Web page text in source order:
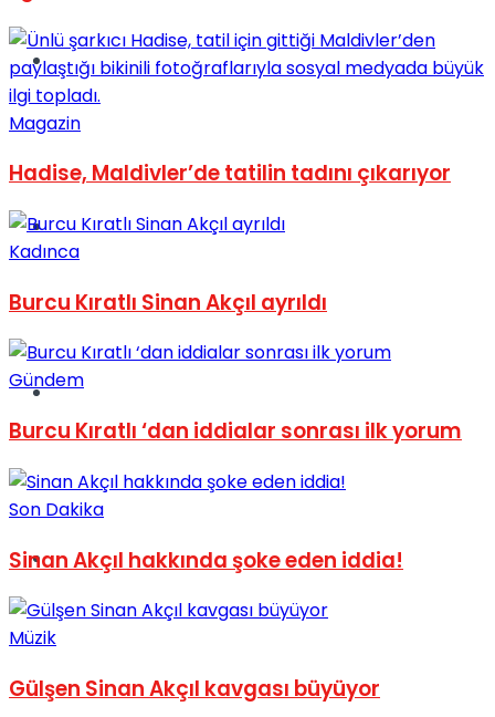
Türkiye
Müzik
Sinema
Tatil
No Result
View All Result
Magazin
Hadise, Maldivler’de tatilin tadını çıkarıyor
Kadınca
Burcu Kıratlı Sinan Akçıl ayrıldı
Gündem
Burcu Kıratlı ‘dan iddialar sonrası ilk yorum
Son Dakika
Sinan Akçıl hakkında şoke eden iddia!
Müzik
Gülşen Sinan Akçıl kavgası büyüyor